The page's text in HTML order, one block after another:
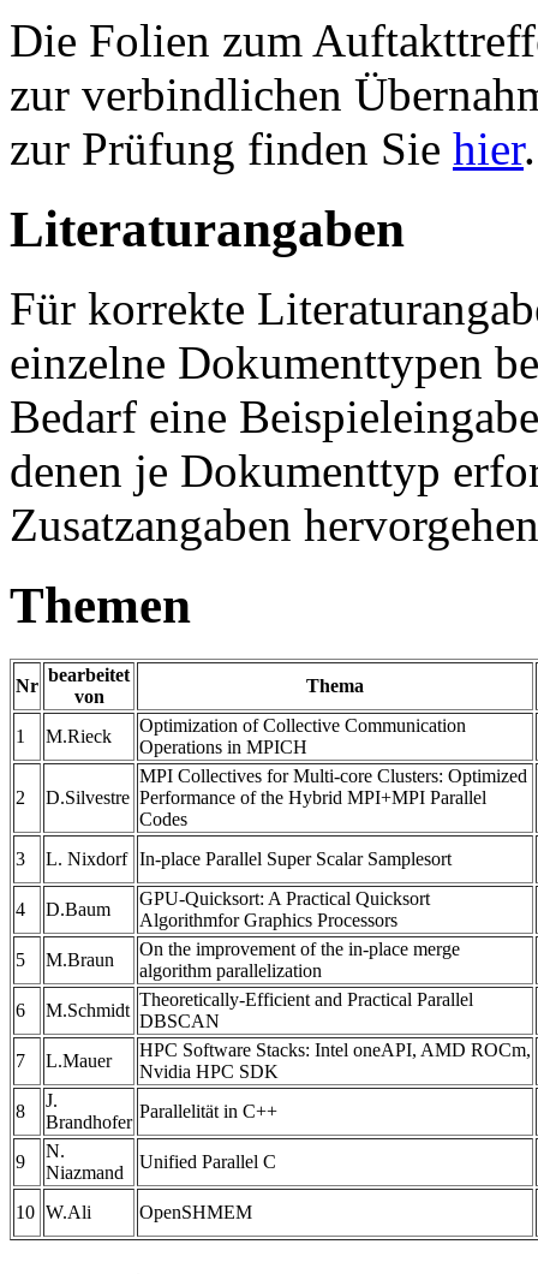
Die Folien zum
zur verbindlichen
zur Prüfung finden Sie hier.
Literaturangaben
Für korrekte
einzelne Dokumenttypen
Bedarf eine
denen je Dokumenttyp
Zusatzangaben
Themen
Nr
bearbeitet
von
Thema
1 M.Rieck
Optimization of Collective Communication
Operations in MPICH
2 D.Silvestre
MPI Collectives for Multi-core Clusters: Optimized
Performance of the Hybrid MPI+MPI Parallel
Codes
3
L. Nixdorf In-place Parallel Super Scalar Samplesort
4 D.Baum
GPU-Quicksort: A Practical Quicksort
Algorithmfor Graphics Processors
5
M.Braun
On the improvement of the in-place merge
algorithm parallelization
6
M.Schmidt
Theoretically-Efficient and Practical Parallel
DBSCAN
7
L.Mauer
HPC Software Stacks: Intel oneAPI, AMD ROCm,
Nvidia HPC SDK
8
J.
Brandhofer
Parallelität in C++
9
N.
Niazmand
Unified Parallel C
10 W.Ali OpenSHMEM